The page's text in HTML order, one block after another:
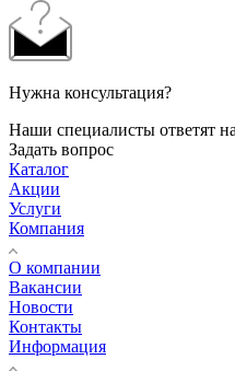
Нужна консультация?
Наши специалисты ответят
Задать вопрос
Каталог
Акции
Услуги
Компания
О компании
Вакансии
Новости
Контакты
Информация